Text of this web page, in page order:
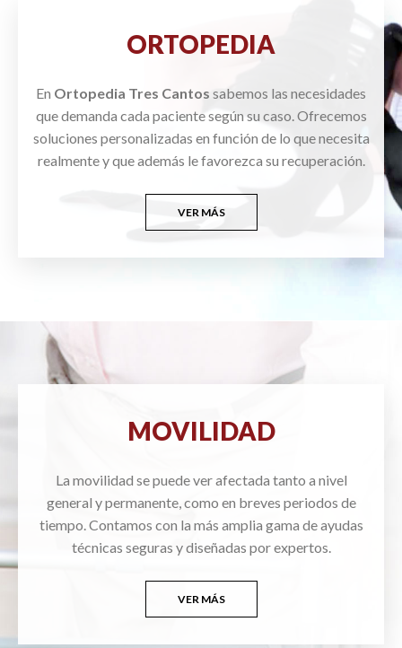
ORTOPEDIA
En Ortopedia Tres Cantos sabemos las necesidades
que demanda cada paciente según su caso. Ofrecemos
soluciones personalizadas en función de lo que necesita
realmente y que además le favorezca su recuperación.
VER MÁS
MOVILIDAD
La movilidad se puede ver afectada tanto a nivel
general y permanente, como en breves periodos de
tiempo. Contamos con la más amplia gama de ayudas
técnicas seguras y diseñadas por expertos.
VER MÁS